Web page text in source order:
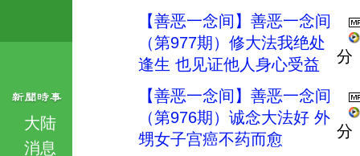
大陆
消息
【善恶一念间】善恶一念间
（第977期）修大法我绝处
逢生 也见证他人身心受益
分
【善恶一念间】善恶一念间
（第976期）诚念大法好 外
甥女子宫癌不药而愈
分